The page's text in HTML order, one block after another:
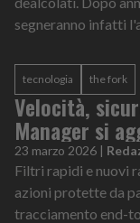
segneranno infatti
tecnologia the fork
Velocità,
Manager si
23 marzo 2026 |
Filtri rapidi e nuovi
azioni protette da
tracciamento end-